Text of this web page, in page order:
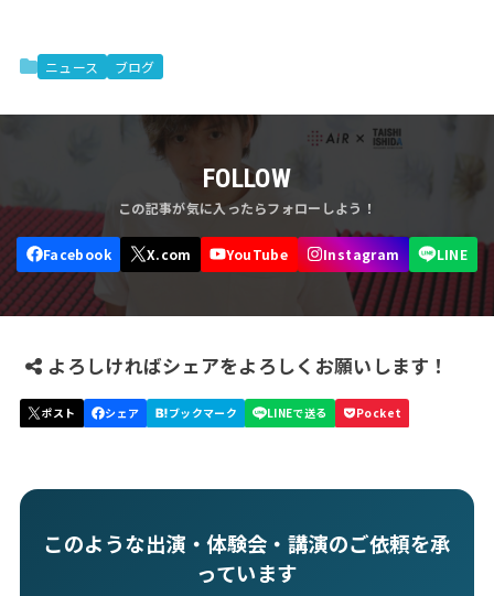
ニュース ブログ
FOLLOW
よろしければシェアをよろしくお願いします！
このような出演・体験会・講演のご依頼を承
っています